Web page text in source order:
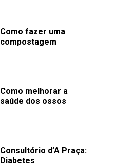
Como fazer uma
compostagem
Como melhorar a
saúde dos ossos
Consultório d’A Praça:
Diabetes